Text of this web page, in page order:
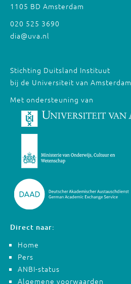
1105 BD Amsterdam
020 525 3690
dia@uva.nl
Stichting Duitsland Instituut
bij de Universiteit van Amsterdam
Met ondersteuning van
Direct naar:
Home
Pers
ANBI-status
Algemene voorwaarden